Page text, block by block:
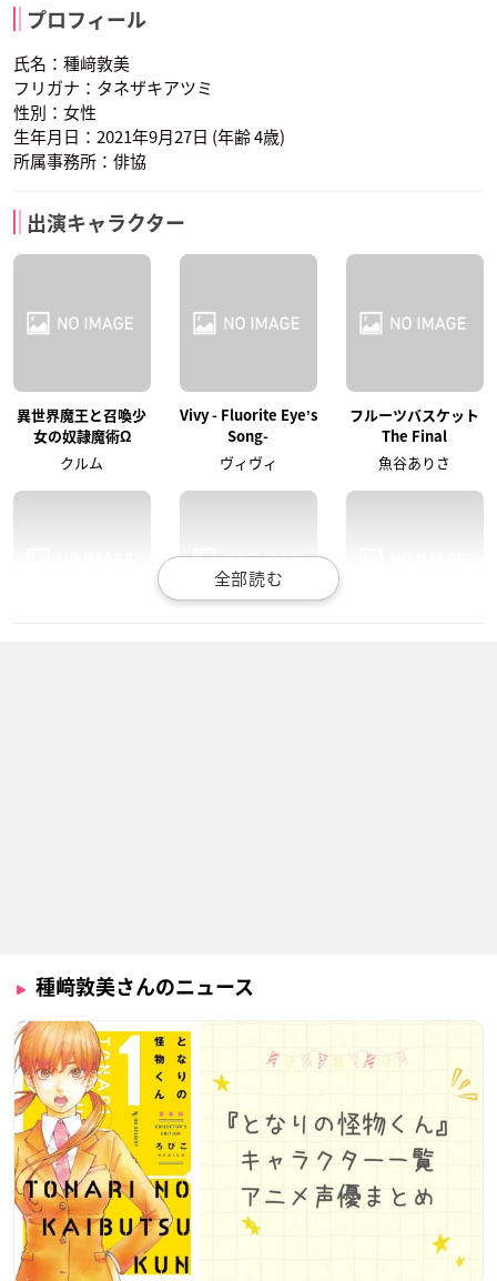
プロフィール
氏名：種﨑敦美
フリガナ：タネザキアツミ
性別：女性
生年月日：2021年9月27日 (年齢 4歳)
所属事務所：俳協
出演キャラクター
異世界魔王と召喚少
女の奴隷魔術Ω
クルム
Vivy - Fluorite Eyeʼs
Song-
ヴィヴィ
フルーツバスケット
The Final
魚谷ありさ
この音とまれ！ 第2
クール
鳳月さとわ
シルバニアファミリ
ー ミニストーリー ク
ローバー
ショコラウサギちゃ
ん
BEASTARS
ジュノ
種﨑敦美さんのニュース